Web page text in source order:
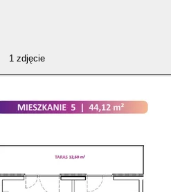
1 zdjęcie